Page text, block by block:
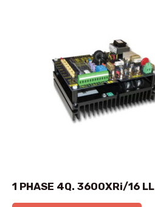
1 PHASE 4Q. 3600XRi/16 LL